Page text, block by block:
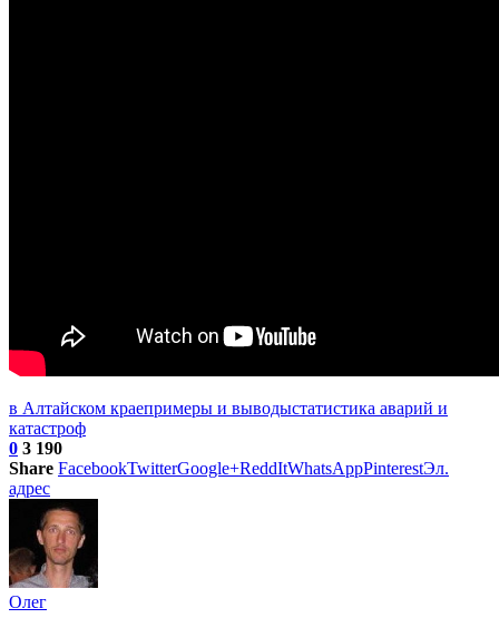
в Алтайском краепримеры и выводыстатистика аварий и
катастроф
0 3 190
Share FacebookTwitterGoogle+ReddItWhatsAppPinterestЭл.
адрес
Олег